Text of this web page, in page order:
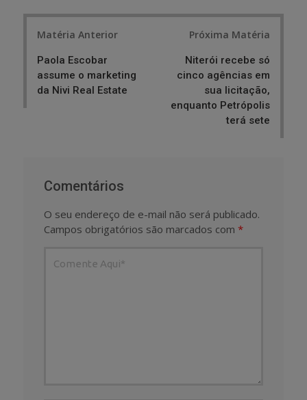
Matéria Anterior
Paola Escobar
assume o marketing
da Nivi Real Estate
Próxima Matéria
Niterói recebe só
cinco agências em
sua licitação,
enquanto Petrópolis
terá sete
Comentários
O seu endereço de e-mail não será publicado.
Campos obrigatórios são marcados com *